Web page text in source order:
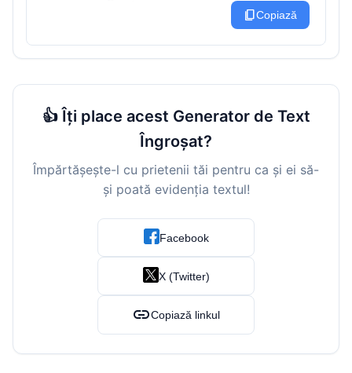
content_copyCopiază
👍 Îți place acest Generator de Text
Îngroșat?
Împărtășește-l cu prietenii tăi pentru ca și ei să-
și poată evidenția textul!
Facebook
X (Twitter)
linkCopiază linkul